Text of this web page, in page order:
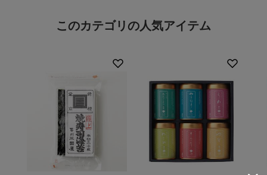
このカテゴリの人気アイテム